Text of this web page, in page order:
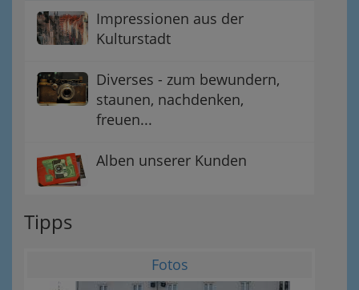
Impressionen aus der
Kulturstadt
Diverses - zum bewundern,
staunen, nachdenken,
freuen...
Alben unserer Kunden
Tipps
Fotos